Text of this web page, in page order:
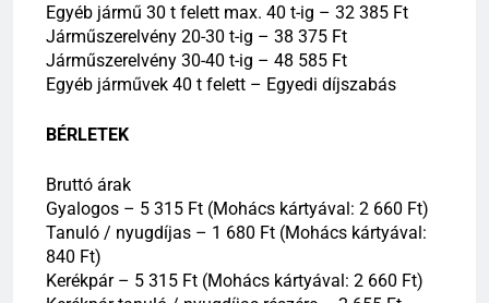
Egyéb jármű 30 t felett max. 40 t-ig – 32 385 Ft
Járműszerelvény 20-30 t-ig – 38 375 Ft
Járműszerelvény 30-40 t-ig – 48 585 Ft
Egyéb járművek 40 t felett – Egyedi díjszabás
BÉRLETEK
Bruttó árak
Gyalogos – 5 315 Ft (Mohács kártyával: 2 660 Ft)
Tanuló / nyugdíjas – 1 680 Ft (Mohács kártyával:
840 Ft)
Kerékpár – 5 315 Ft (Mohács kártyával: 2 660 Ft)